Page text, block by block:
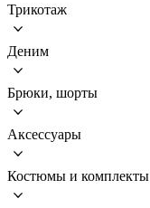
Трикотаж
Деним
Брюки, шорты
Аксессуары
Костюмы и комплекты